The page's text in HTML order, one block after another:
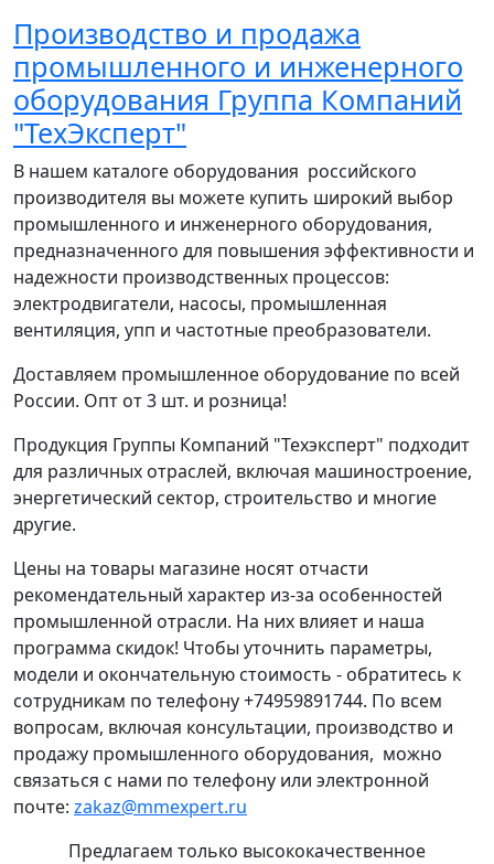
Производство и продажа
промышленного и инженерного
оборудования Группа Компаний
"ТехЭксперт"
В нашем каталоге оборудования российского
производителя вы можете купить широкий выбор
промышленного и инженерного оборудования,
предназначенного для повышения эффективности и
надежности производственных процессов:
электродвигатели, насосы, промышленная
вентиляция, упп и частотные преобразователи.
Доставляем промышленное оборудование по всей
России. Опт от 3 шт. и розница!
Продукция Группы Компаний "Техэксперт" подходит
для различных отраслей, включая машиностроение,
энергетический сектор, строительство и многие
другие.
Цены на товары магазине носят отчасти
рекомендательный характер из-за особенностей
промышленной отрасли. На них влияет и наша
программа скидок! Чтобы уточнить параметры,
модели и окончательную стоимость - обратитесь к
сотрудникам по телефону +74959891744. По всем
вопросам, включая консультации, производство и
продажу промышленного оборудования, можно
связаться с нами по телефону или электронной
почте: zakaz@mmexpert.ru
Предлагаем только высококачественное